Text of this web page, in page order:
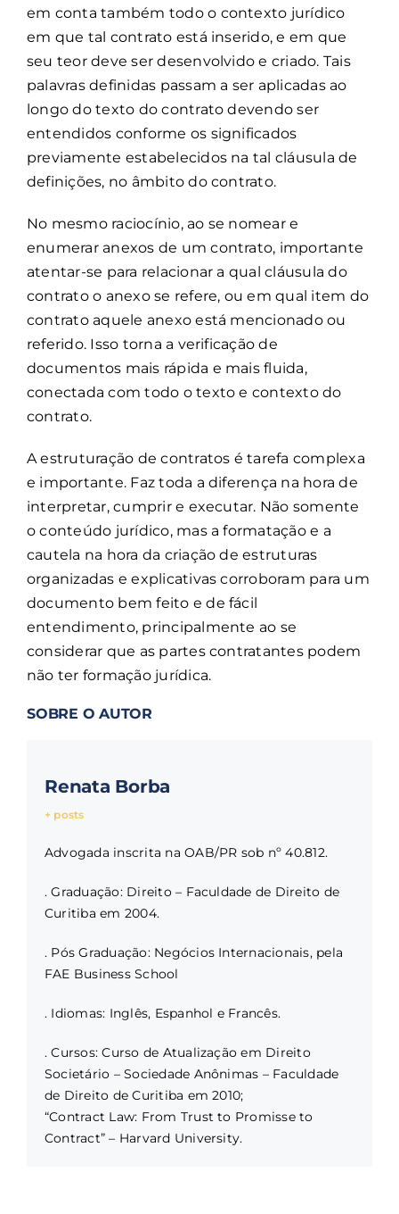
em conta também todo o contexto jurídico
em que tal contrato está inserido, e em que
seu teor deve ser desenvolvido e criado. Tais
palavras definidas passam a ser aplicadas ao
longo do texto do contrato devendo ser
entendidos conforme os significados
previamente estabelecidos na tal cláusula de
definições, no âmbito do contrato.
No mesmo raciocínio, ao se nomear e
enumerar anexos de um contrato, importante
atentar-se para relacionar a qual cláusula do
contrato o anexo se refere, ou em qual item do
contrato aquele anexo está mencionado ou
referido. Isso torna a verificação de
documentos mais rápida e mais fluida,
conectada com todo o texto e contexto do
contrato.
A estruturação de contratos é tarefa complexa
e importante. Faz toda a diferença na hora de
interpretar, cumprir e executar. Não somente
o conteúdo jurídico, mas a formatação e a
cautela na hora da criação de estruturas
organizadas e explicativas corroboram para um
documento bem feito e de fácil
entendimento, principalmente ao se
considerar que as partes contratantes podem
não ter formação jurídica.
SOBRE O AUTOR
Renata Borba
+ posts
Advogada inscrita na OAB/PR sob nº 40.812.
. Graduação: Direito – Faculdade de Direito de
Curitiba em 2004.
. Pós Graduação: Negócios Internacionais, pela
FAE Business School
. Idiomas: Inglês, Espanhol e Francês.
. Cursos: Curso de Atualização em Direito
Societário – Sociedade Anônimas – Faculdade
de Direito de Curitiba em 2010;
“Contract Law: From Trust to Promisse to
Contract” – Harvard University.